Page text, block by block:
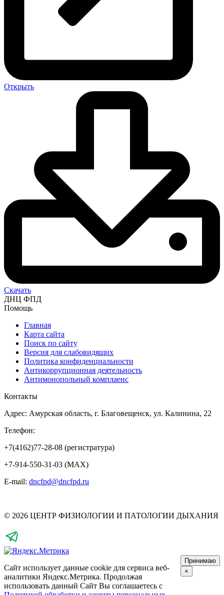
Открыть
Скачать
ДНЦ ФПД
Помощь
Главная
Карта сайта
Поиск по сайту
Версия для слабовидящих
Политика конфиденциальности
Антикоррупционная деятельность
Антимонопольный комплаенс
Контакты
Адрес: Амурская область, г. Благовещенск, ул. Калинина, 22
Телефон:
+7(4162)77-28-08 (регистратура)
+7-914-550-31-03 (MAX)
E-mail: dncfpd@dncfpd.ru
© 2026 ЦЕНТР ФИЗИОЛОГИИ И ПАТОЛОГИИ ДЫХАНИЯ
Сайт использует данные cookie для сервиса веб-
аналитики Яндекс.Метрика. Продолжая
использовать данный Сайт Вы соглашаетесь с
Принимаю
×